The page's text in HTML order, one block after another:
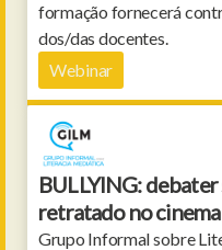
formação fornecerá
dos/das docentes.
Webinar
BULLYING:
retratado no
Grupo Informal sobre